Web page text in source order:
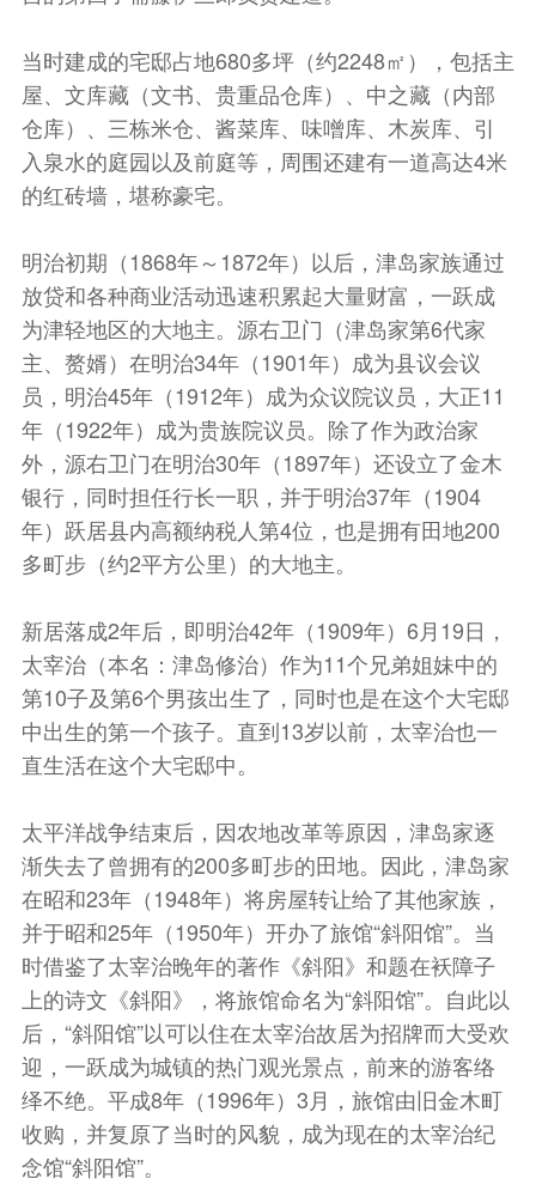
当时建成的宅邸占地680多坪（约2248㎡），包括主
屋、文库藏（文书、贵重品仓库）、中之藏（内部
仓库）、三栋米仓、酱菜库、味噌库、木炭库、引
入泉水的庭园以及前庭等，周围还建有一道高达4米
的红砖墙，堪称豪宅。
明治初期（1868年～1872年）以后，津岛家族通过
放贷和各种商业活动迅速积累起大量财富，一跃成
为津轻地区的大地主。源右卫门（津岛家第6代家
主、赘婿）在明治34年（1901年）成为县议会议
员，明治45年（1912年）成为众议院议员，大正11
年（1922年）成为贵族院议员。除了作为政治家
外，源右卫门在明治30年（1897年）还设立了金木
银行，同时担任行长一职，并于明治37年（1904
年）跃居县内高额纳税人第4位，也是拥有田地200
多町步（约2平方公里）的大地主。
新居落成2年后，即明治42年（1909年）6月19日，
太宰治（本名：津岛修治）作为11个兄弟姐妹中的
第10子及第6个男孩出生了，同时也是在这个大宅邸
中出生的第一个孩子。直到13岁以前，太宰治也一
直生活在这个大宅邸中。
太平洋战争结束后，因农地改革等原因，津岛家逐
渐失去了曾拥有的200多町步的田地。因此，津岛家
在昭和23年（1948年）将房屋转让给了其他家族，
并于昭和25年（1950年）开办了旅馆“斜阳馆”。当
时借鉴了太宰治晚年的著作《斜阳》和题在袄障子
上的诗文《斜阳》，将旅馆命名为“斜阳馆”。自此以
后，“斜阳馆”以可以住在太宰治故居为招牌而大受欢
迎，一跃成为城镇的热门观光景点，前来的游客络
绎不绝。平成8年（1996年）3月，旅馆由旧金木町
收购，并复原了当时的风貌，成为现在的太宰治纪
念馆“斜阳馆”。